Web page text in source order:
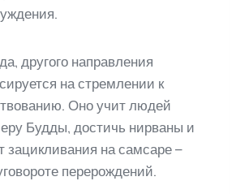
другого направления
на стремлении к
Оно учит людей
Будды, достичь нирваны и
зацикливания на самсаре –
перерождений.